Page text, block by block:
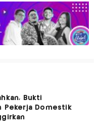
Bukti
Pekerja Domestik